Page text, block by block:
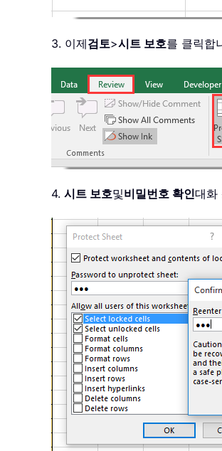
3. 이제검토>시트 보호를 클릭합
4. 시트 보호및비밀번호 확인대화